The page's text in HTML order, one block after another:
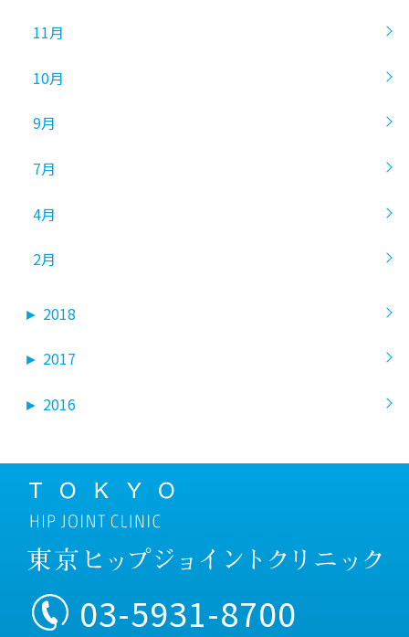
11月
10月
9月
7月
4月
2月
► 2018
► 2017
► 2016
03-5931-8700